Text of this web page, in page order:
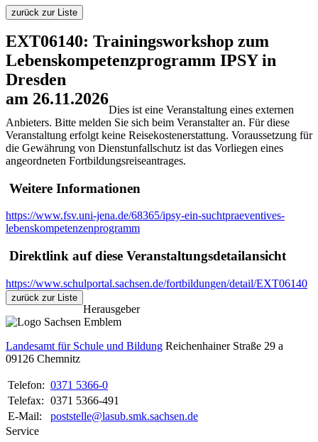
zurück zur Liste
EXT06140: Trainingsworkshop zum
Lebenskompetenzprogramm IPSY in
Dresden
am 26.11.2026
Dies ist eine Veranstaltung eines externen
Anbieters. Bitte melden Sie sich beim Veranstalter an. Für diese
Veranstaltung erfolgt keine Reisekostenerstattung. Voraussetzung für
die Gewährung von Dienstunfallschutz ist das Vorliegen eines
angeordneten Fortbildungsreiseantrages.
Weitere Informationen
https://www.fsv.uni-jena.de/68365/ipsy-ein-suchtpraeventives-
lebenskompetenzenprogramm
Direktlink auf diese Veranstaltungsdetailansicht
https://www.schulportal.sachsen.de/fortbildungen/detail/EXT06140
zurück zur Liste
Herausgeber
Landesamt für Schule und Bildung Reichenhainer Straße 29 a
09126 Chemnitz
Telefon: 0371 5366-0
Telefax: 0371 5366-491
E-Mail:
poststelle@lasub.smk.sachsen.de
Service